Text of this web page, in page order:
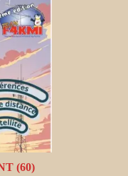
(60)